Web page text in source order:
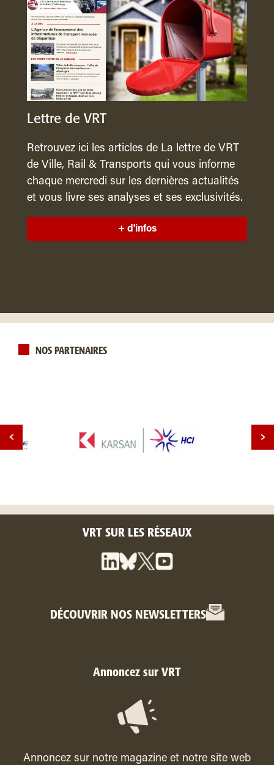
Lettre de VRT
Retrouvez ici les articles de La lettre de VRT
de Ville, Rail & Transports qui vous informe
chaque mercredi sur les dernières actualités
et vous livre ses analyses et ses exclusivités.
+ d'infos
NOS PARTENAIRES
VRT SUR LES RÉSEAUX
DÉCOUVRIR NOS NEWSLETTERS
Annoncez sur VRT
Annoncez sur notre magazine et notre site web